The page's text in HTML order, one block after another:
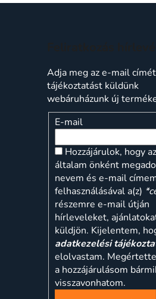
Adja meg az e-mail
tájékoztatást küldünk
webáruházunk új
E-mail
Hozzájárulok, hogy az
általam önként
nevem és e-mail
felhasználásával a(z)
részemre e-mail útján
hírleveleket,
küldjön. Kijelentem,
adatkezelési
elolvastam.
a hozzájárulásom
visszavonhatom.